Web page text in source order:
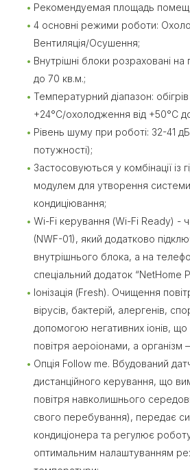
Рекомендуемая площадь
4 основні режими роботи:
Вентиляція/Осушення;
Внутрішні блоки розраховані на
до 70 кв.м.;
Температурний діапазон:
+24°С/охолодження від +50°С
Рівень шуму при роботі: 32-41
потужності);
Застосовуються у комбінації із
модулем для утворення
кондиціювання;
Wi-Fi керування (Wi-Fi Ready) -
(NWF-01), який додатково
внутрішнього блока, а на
спеціальний додаток “NetHome
Іонізація (Fresh). Очищення
вірусів, бактерій, алергенів,
допомогою негативних іонів,
повітря аероіонами, а організм
Опція Follow me. Вбудований
дистанційного керування, що
повітря навколишнього
свого перебування), передає
кондиціонера та регулює
оптимальним налаштуванням